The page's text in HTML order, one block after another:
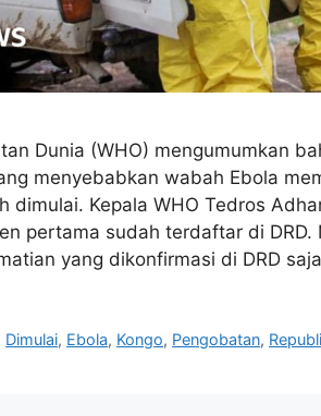
Dunia (WHO) mengumumkan
menyebabkan wabah Ebola
dimulai. Kepala WHO Tedros
pertama sudah terdaftar di
yang dikonfirmasi di DRD
Dimulai, Ebola, Kongo, Pengobatan,